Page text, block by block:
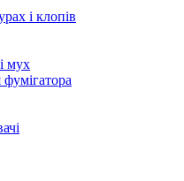
і клопів
мух
фумігатора